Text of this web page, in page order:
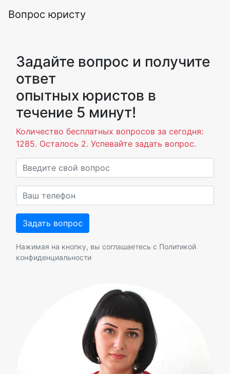
Вопрос юристу
Задайте вопрос и получите
ответ
опытных юристов в
течение 5 минут!
Количество бесплатных вопросов за сегодня:
1285. Осталось 2. Успевайте задать вопрос.
Нажимая на кнопку, вы соглашаетесь с Политикой
конфиденциальности